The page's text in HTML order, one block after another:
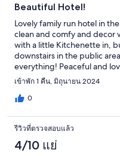
Beautiful Hotel!
Lovely family run hotel in
clean and comfy and decor
with a little Kitchenette in,
downstairs in the public
everything! Peaceful and
เข้าพัก 1 คืน, มิถุนายน 2024
0
รีวิวที่ตรวจสอบแล้ว
4/10 แย่